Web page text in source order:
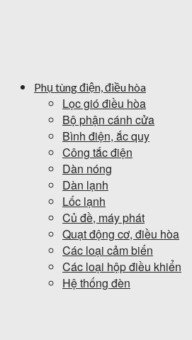
Phụ tùng điện, điều hòa
Lọc gió điều hòa
Bộ phận cánh cửa
Bình điện, ắc quy
Công tắc điện
Dàn nóng
Dàn lạnh
Lốc lạnh
Củ đề, máy phát
Quạt động cơ, điều hòa
Các loại cảm biến
Các loại hộp điều khiển
Hệ thống đèn